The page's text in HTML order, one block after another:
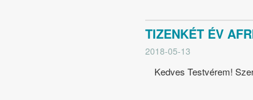
TIZENKÉT ÉV
2018-05-13
Kedves Testvérem!